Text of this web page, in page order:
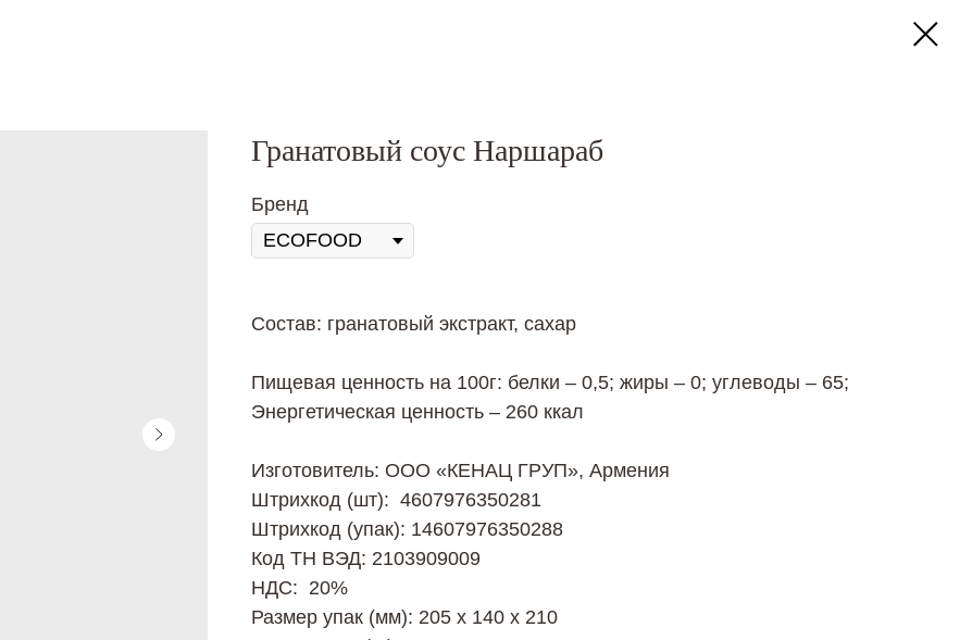
Гранатовый соус Наршараб
Бренд
Состав: гранатовый экстракт, сахар
Пищевая ценность на 100г: белки – 0,5; жиры – 0; углеводы – 65;
Энергетическая ценность – 260 ккал
Изготовитель: ООО «КЕНАЦ ГРУП», Армения
Штрихкод (шт): 4607976350281
Штрихкод (упак): 14607976350288
Код ТН ВЭД: 2103909009
НДС: 20%
Размер упак (мм): 205 х 140 х 210